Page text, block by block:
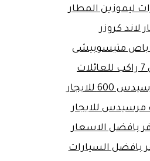
ليموزين المطار
لاند كروزر
باص متيسوبيشى
للايجار
مرسيدس للايجار
بافضل الاسعار
بافضل السيارات